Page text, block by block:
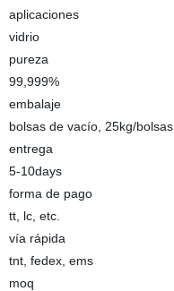
aplicaciones
vidrio
pureza
99,999%
embalaje
bolsas de vacío, 25kg/bolsas
entrega
5-10days
forma de pago
tt, lc, etc.
vía rápida
tnt, fedex, ems
moq